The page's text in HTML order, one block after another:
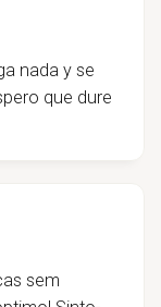
nada y se
que dure
sem